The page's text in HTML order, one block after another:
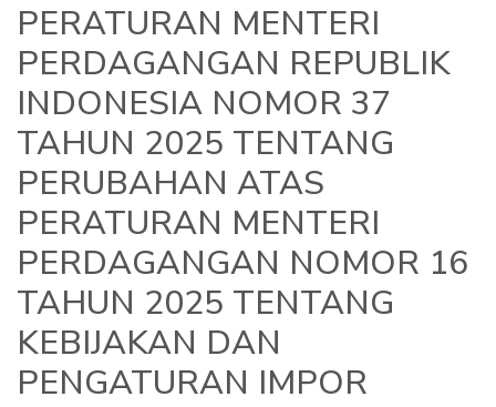
PERATURAN MENTERI
PERDAGANGAN REPUBLIK
INDONESIA NOMOR 37
TAHUN 2025 TENTANG
PERUBAHAN ATAS
PERATURAN MENTERI
PERDAGANGAN NOMOR 16
TAHUN 2025 TENTANG
KEBIJAKAN DAN
PENGATURAN IMPOR